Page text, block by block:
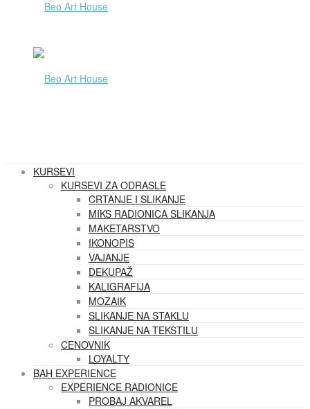
KURSEVI
KURSEVI ZA ODRASLE
CRTANJE I SLIKANJE
MIKS RADIONICA SLIKANJA
MAKETARSTVO
IKONOPIS
VAJANJE
DEKUPAŽ
KALIGRAFIJA
MOZAIK
SLIKANJE NA STAKLU
SLIKANJE NA TEKSTILU
CENOVNIK
LOYALTY
BAH EXPERIENCE
EXPERIENCE RADIONICE
PROBAJ AKVAREL